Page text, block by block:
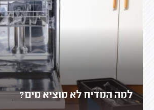
למה המדיח לא מוציא מים?